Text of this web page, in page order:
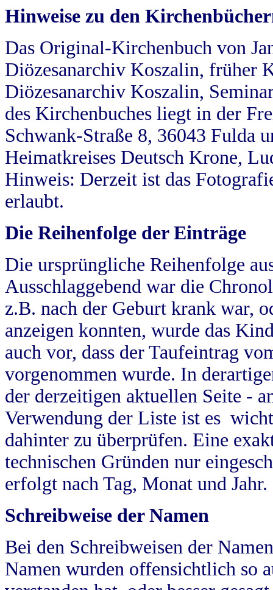
Hinweise zu den
Das Original-Kirchenbuch von
Diözesanarchiv Koszalin, früher
Diözesanarchiv Koszalin,
des Kirchenbuches liegt in der
Schwank-Straße 8, 36043 Fulda
Heimatkreises Deutsch Krone,
Hinweis: Derzeit ist das
erlaubt.
Die Reihenfolge der Einträge
Die ursprüngliche Reihenfolge
Ausschlaggebend war die
z.B. nach der Geburt krank war,
anzeigen konnten, wurde das
auch vor, dass der Taufeintrag
vorgenommen wurde. In
der derzeitigen aktuellen Seite -
Verwendung der Liste ist es
dahinter zu überprüfen. Eine
technischen Gründen nur
erfolgt nach Tag, Monat und Jahr.
Schreibweise der Namen
Bei den Schreibweisen der
Namen wurden offensichtlich so